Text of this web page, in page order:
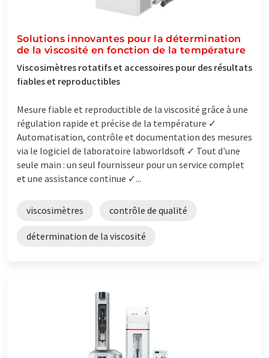
Solutions innovantes pour la détermination
de la viscosité en fonction de la température
Viscosimètres rotatifs et accessoires pour des résultats
fiables et reproductibles
Mesure fiable et reproductible de la viscosité grâce à une
régulation rapide et précise de la température ✓
Automatisation, contrôle et documentation des mesures
via le logiciel de laboratoire labworldsoft ✓ Tout d'une
seule main : un seul fournisseur pour un service complet
et une assistance continue ✓...
viscosimètres contrôle de qualité
détermination de la viscosité